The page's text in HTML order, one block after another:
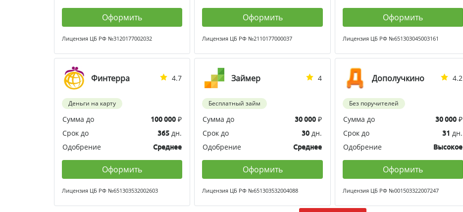
Оформить
Лицензия ЦБ РФ №3120177002032
Оформить
Лицензия ЦБ РФ №2110177000037
Оформить
Лицензия ЦБ РФ №651303045003161
Финтерра 4.7
Деньги на карту
Сумма до 100 000₽
Срок до
365дн.
Одобрение
Среднее
Оформить
Лицензия ЦБ РФ №651303532002603
Займер 4
Бесплатный займ
Сумма до 30 000 ₽
Срок до
30 дн.
Одобрение
Среднее
Оформить
Лицензия ЦБ РФ №651303532004088
Дополучкино 4.2
Без поручителей
Сумма до 30 000 ₽
Срок до
31 дн.
Одобрение
Высокое
Оформить
Лицензия ЦБ РФ №001503322007247